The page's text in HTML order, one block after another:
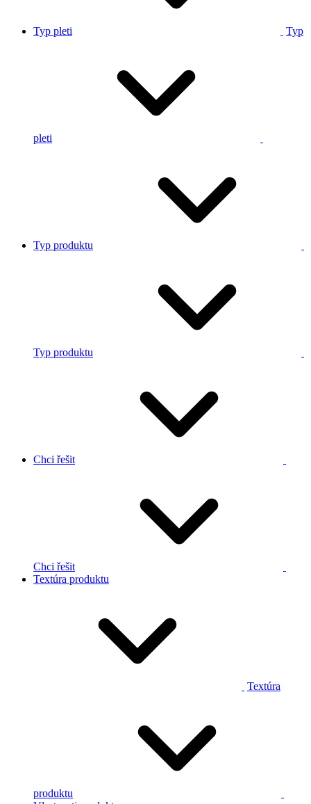
Typ pleti Typ
pleti
Typ produktu
Typ produktu
Chci řešit
Chci řešit
Textúra produktu
Textúra
produktu